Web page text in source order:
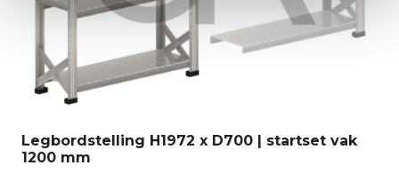
Legbordstelling H1972 x D700 | startset vak
1200 mm